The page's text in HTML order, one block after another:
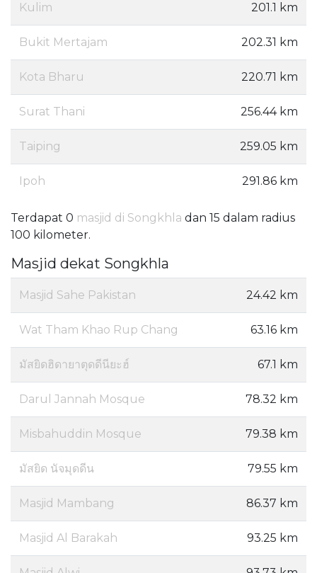
Kulim 201.1 km
Bukit Mertajam 202.31 km
Kota Bharu 220.71 km
Surat Thani 256.44 km
Taiping 259.05 km
Ipoh 291.86 km
Terdapat 0 masjid di Songkhla dan 15 dalam radius
100 kilometer.
Masjid dekat Songkhla
Masjid Sahe Pakistan 24.42 km
Wat Tham Khao Rup Chang 63.16 km
มัสยิดฮิดายาตุดดีนียะฮ์ 67.1 km
Darul Jannah Mosque 78.32 km
Misbahuddin Mosque 79.38 km
มัสยิด นัจมุดดีน 79.55 km
Masjid Mambang 86.37 km
Masjid Al Barakah 93.25 km